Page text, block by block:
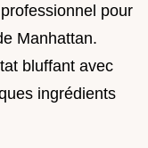
pour
Manhattan.
bluffant avec
ingrédients